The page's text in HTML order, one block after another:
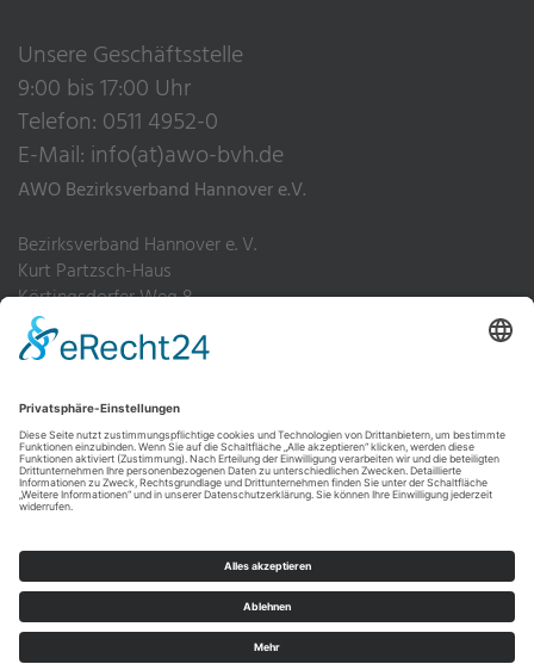
Unsere Geschäftsstelle
9:00 bis 17:00 Uhr
Telefon: 0511 4952-0
E-Mail: info(at)awo-bvh.de
AWO Bezirksverband Hannover e.V.
Bezirksverband Hannover e. V.
Kurt Partzsch-Haus
Körtingsdorfer Weg 8
30455 Hannover
Fax: 0511 4952-200
Impressum
Datenschutz
Hinweisgebersystem
WEBDESIGN von DBJE.DE Webdesign und Typo3 Agentur Hannover